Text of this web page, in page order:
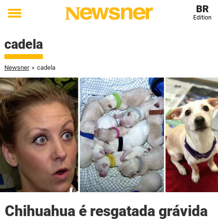
Toggle
BR
Edition
cadela
Newsner » cadela
Chihuahua é resgatada grávida